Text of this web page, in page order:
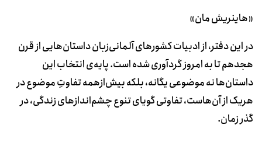
«هاینریش مان»
در این دفتر، از ادبیات کشورهای آلمانی‌زبان داستان‌هایی از قرن
هجدهم تا به امروز گردآوری شده است. پایه‌ی انتخاب این
داستان‌ها نه موضوعی یگانه، بلکه بیش‌از‌همه تفاوتِ موضوع در
هریک از آن‌هاست، تفاوتی گویای تنوع چشم‌اندازهای زندگی، در
گذر زمان.